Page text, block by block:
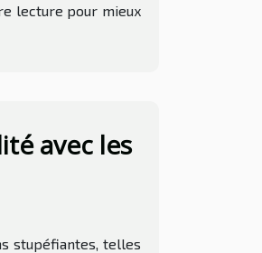
lecture pour mieux
avec les
stupéfiantes, telles